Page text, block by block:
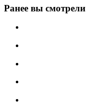
Ранее вы смотрели